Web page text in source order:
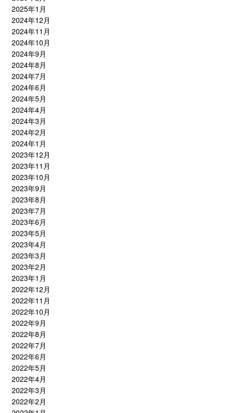
2025年1月
2024年12月
2024年11月
2024年10月
2024年9月
2024年8月
2024年7月
2024年6月
2024年5月
2024年4月
2024年3月
2024年2月
2024年1月
2023年12月
2023年11月
2023年10月
2023年9月
2023年8月
2023年7月
2023年6月
2023年5月
2023年4月
2023年3月
2023年2月
2023年1月
2022年12月
2022年11月
2022年10月
2022年9月
2022年8月
2022年7月
2022年6月
2022年5月
2022年4月
2022年3月
2022年2月